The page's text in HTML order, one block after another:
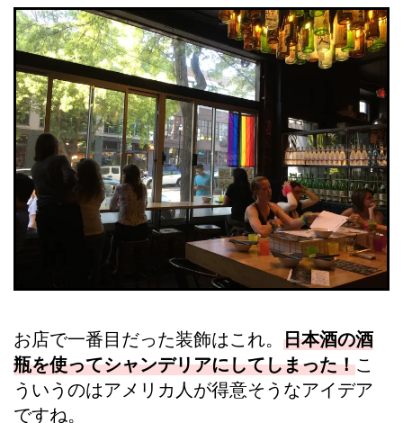
お店で一番目だった装飾はこれ。 日本酒の酒
瓶を使ってシャンデリアにしてしまった！こ
ういうのはアメリカ人が得意そうなアイデア
ですね。